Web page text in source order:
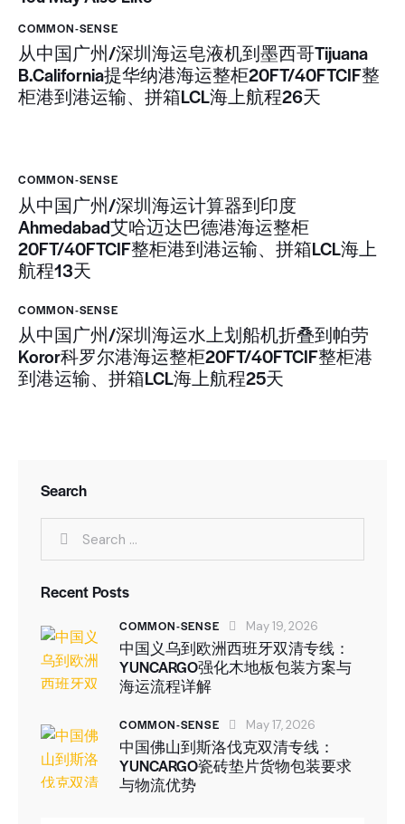
COMMON-SENSE
从中国广州/深圳海运皂液机到墨西哥Tijuana
B.California提华纳港海运整柜20FT/40FTCIF整
柜港到港运输、拼箱LCL海上航程26天
COMMON-SENSE
从中国广州/深圳海运计算器到印度
Ahmedabad艾哈迈达巴德港海运整柜
20FT/40FTCIF整柜港到港运输、拼箱LCL海上
航程13天
COMMON-SENSE
从中国广州/深圳海运水上划船机折叠到帕劳
Koror科罗尔港海运整柜20FT/40FTCIF整柜港
到港运输、拼箱LCL海上航程25天
Search
Recent Posts
COMMON-SENSE May 19, 2026
中国义乌到欧洲西班牙双清专线：
YUNCARGO强化木地板包装方案与
海运流程详解
COMMON-SENSE May 17, 2026
中国佛山到斯洛伐克双清专线：
YUNCARGO瓷砖垫片货物包装要求
与物流优势